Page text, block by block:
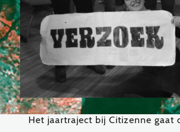
Het jaartraject bij Citizenne gaat